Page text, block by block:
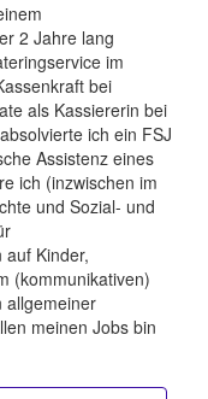
2 Jahre lang
im
bei
als Kassiererin bei
ich ein FSJ
Assistenz eines
ich (inzwischen im
und Sozial- und
Kinder,
(kommunikativen)
allgemeiner
meinen Jobs bin